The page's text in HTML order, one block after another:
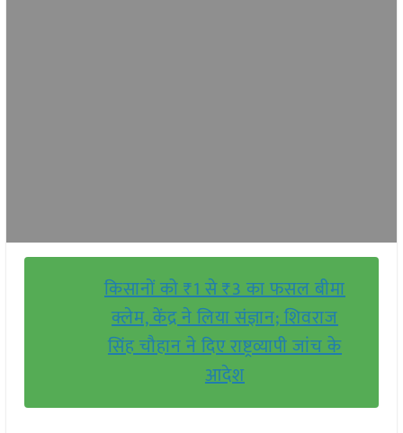
किसानों को ₹1 से ₹3 का फसल बीमा
क्लेम, केंद्र ने लिया संज्ञान; शिवराज
सिंह चौहान ने दिए राष्ट्रव्यापी जांच के
आदेश